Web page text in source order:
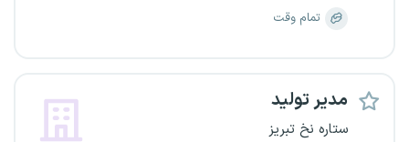
تمام وقت
مدیر تولید
ستاره نخ تبریز